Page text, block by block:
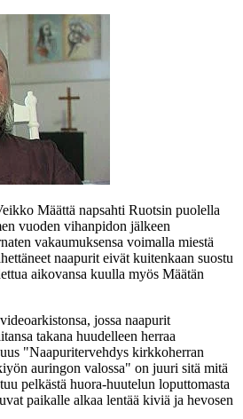
Määttä napsahti Ruotsin puolella
vuoden vihanpidon jälkeen
vakaumuksensa voimalla miestä
naapurit eivät kuitenkaan suostu
aikovansa kuulla myös Määtän
jossa naapurit
takana huudelleen herraa
"Naapuritervehdys kirkkoherran
auringon valossa" on juuri sitä mitä
pelkästä huora-huutelun loputtomasta
paikalle alkaa lentää kiviä ja hevosen